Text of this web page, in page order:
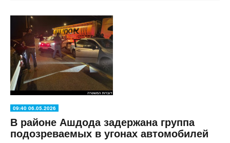
09:40 06.05.2026
В районе Ашдода задержана группа
подозреваемых в угонах автомобилей